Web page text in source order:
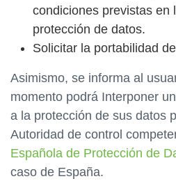
condiciones previstas en
protección de datos.
Solicitar la portabilidad
Asimismo, se informa al
momento podrá Interponer
a la protección de sus datos
Autoridad de control
Española de Protección de
caso de España.